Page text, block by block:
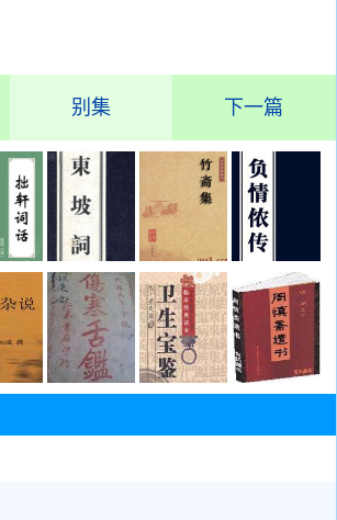
别集 下一篇